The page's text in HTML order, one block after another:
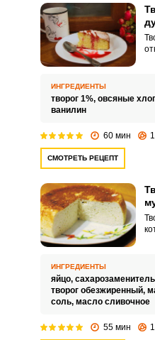
ИНГРЕДИЕНТЫ
творог 1%, овсяные
ванилин
60 мин
СМОТРЕТЬ РЕЦЕПТ
ИНГРЕДИЕНТЫ
яйцо,
творог обезжиренный,
соль, масло сливочное
55 мин